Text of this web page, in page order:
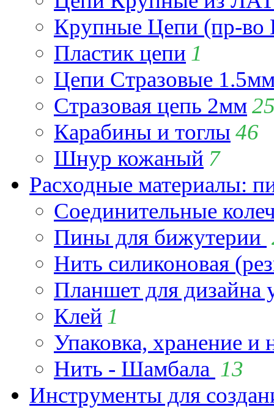
Крупные Цепи (пр-во
Пластик цепи 1
Цепи Стразовые
Стразовая цепь 2мм
Карабины и тоглы 46
Шнур кожаный 7
Расходные материалы:
Соединительные
Пины для бижутерии
Нить силиконовая
Планшет для
Клей 1
Упаковка, хранение и
Нить - Шамбала 13
Инструменты для